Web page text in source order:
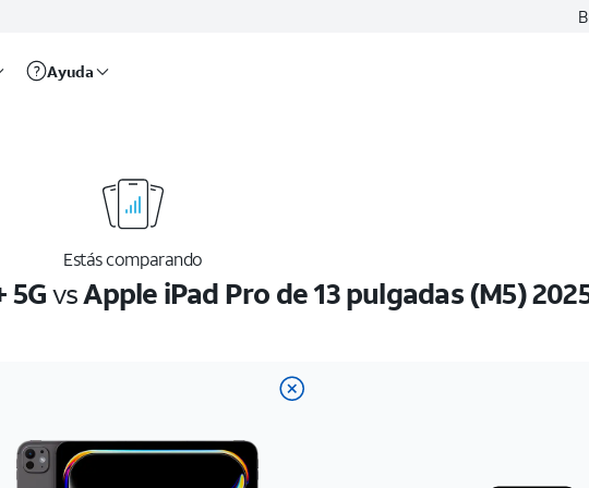
Ayuda
Estás comparando
5GvsApple iPad Pro de 13 pulgadas (M5)